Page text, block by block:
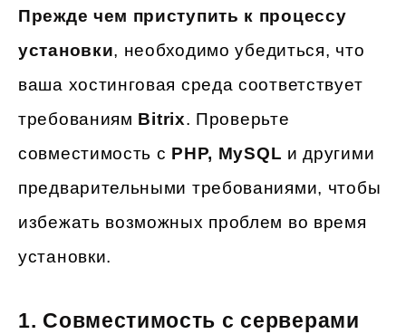
Прежде чем приступить к процессу
установки, необходимо убедиться, что
ваша хостинговая среда соответствует
требованиям Bitrix. Проверьте
совместимость с PHP, MySQL и другими
предварительными требованиями, чтобы
избежать возможных проблем во время
установки.
1. Совместимость с серверами